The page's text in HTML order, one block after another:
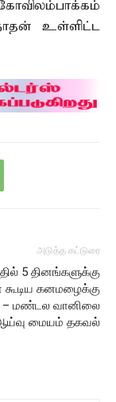
உள்ளிட்ட
அடுத்த கட்டுரை
5 தினங்களுக்கு
கூடிய கனமழைக்கு
– மண்டல வானிலை
மையம் தகவல்